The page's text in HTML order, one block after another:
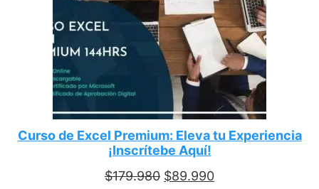
Curso de Excel Premium: Eleva tu Experiencia
¡Inscrítebe Aquí!
$179.980 $89.990